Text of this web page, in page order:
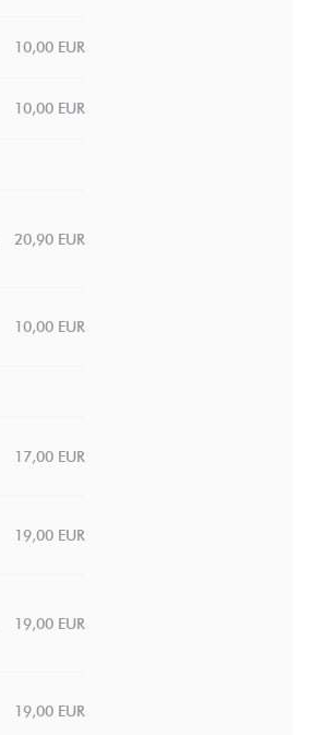
10,00 EUR
10,00 EUR
20,90 EUR
10,00 EUR
17,00 EUR
19,00 EUR
19,00 EUR
19,00 EUR